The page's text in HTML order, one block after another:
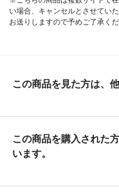
い場合、キャンセルとさせてい
お送りしますので予めご了承くだ
この商品を見た方は、
この商品を購入された
います。